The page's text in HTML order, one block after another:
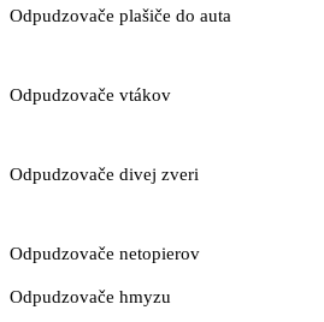
Odpudzovače plašiče do auta
Odpudzovače vtákov
Odpudzovače divej zveri
Odpudzovače netopierov
Odpudzovače hmyzu